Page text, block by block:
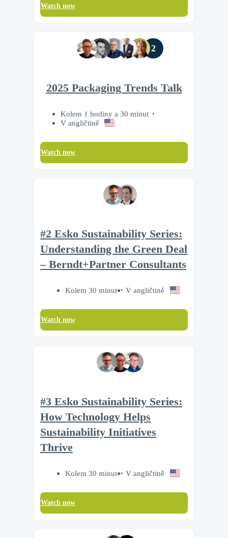
Watch now
2
2025 Packaging Trends Talk
Kolem 1 hodiny a 30 minut
V angličtině
Watch now
#2 Esko Sustainability Series:
Understanding the Green Deal
– Berndt+Partner Consultants
Kolem 30 minut V angličtině
Watch now
#3 Esko Sustainability Series:
How Technology Helps
Sustainability Initiatives
Thrive
Kolem 30 minut V angličtině
Watch now